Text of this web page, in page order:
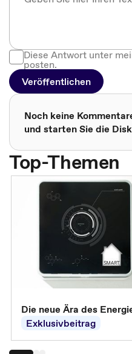
Diese Antwort unter
posten.
Veröffentlichen
Noch keine
und starten Sie die
Top-Themen
Die neue Ära des
Exklusivbeitrag